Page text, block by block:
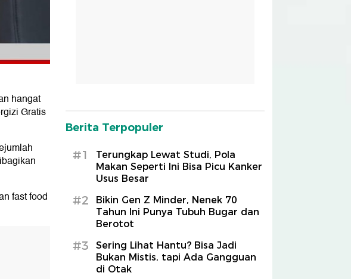
hangat
Gratis
fast food
Berita Terpopuler
#1
Terungkap Lewat Studi, Pola
Makan Seperti Ini Bisa Picu Kanker
Usus Besar
#2
Bikin Gen Z Minder, Nenek 70
Tahun Ini Punya Tubuh Bugar dan
Berotot
#3
Sering Lihat Hantu? Bisa Jadi
Bukan Mistis, tapi Ada Gangguan
di Otak